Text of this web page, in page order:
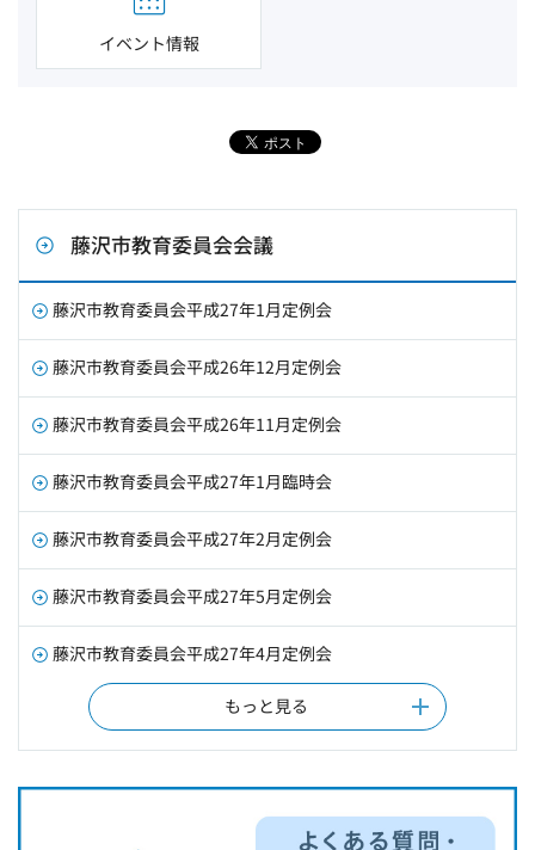
イベント情報
藤沢市教育委員会会議
藤沢市教育委員会平成27年1月定例会
藤沢市教育委員会平成26年12月定例会
藤沢市教育委員会平成26年11月定例会
藤沢市教育委員会平成27年1月臨時会
藤沢市教育委員会平成27年2月定例会
藤沢市教育委員会平成27年5月定例会
藤沢市教育委員会平成27年4月定例会
もっと見る